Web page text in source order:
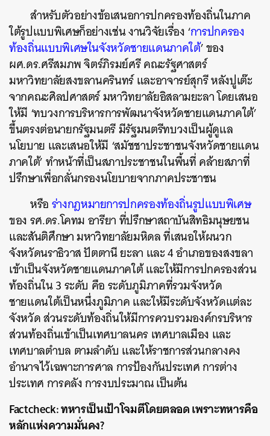
สำหรับตัวอย่างข้อเสนอการปกครองท้องถิ่นในภาค
ใต้รูปแบบพิเศษก็อย่างเช่น งานวิจัยเรื่อง ‘การปกครอง
ท้องถิ่นแบบพิเศษในจังหวัดชายแดนภาคใต้’ ของ
ผศ.ดร.ศรีสมภพ จิตร์ภิรมย์ศรี คณะรัฐศาสตร์
มหาวิทยาลัยสงขลานครินทร์ และอาจารย์สุกรี หลังปูเต๊ะ
จากคณะศิลปศาสตร์ มหาวิทยาลัยอิสลามยะลา โดยเสนอ
ให้มี ‘ทบวงการบริหารการพัฒนาจังหวัดชายแดนภาคใต้’
ขึ้นตรงต่อนายกรัฐมนตรี มีรัฐมนตรีทบวงเป็นผู้ดูแล
นโยบาย และเสนอให้มี ‘สมัชชาประชาชนจังหวัดชายแดน
ภาคใต้’ ทำหน้าที่เป็นสภาประชาชนในพื้นที่ คล้ายสภาที่
ปรึกษาเพื่อกลั่นกรองนโยบายจากภาคประชาชน
หรือร่างกฎหมายการปกครองท้องถิ่นรูปแบบพิเศษ
ของ รศ.ดร.โคทม อารียา ที่ปรึกษาสถาบันสิทธิมนุษยชน
และสันติศึกษา มหาวิทยาลัยมหิดล ที่เสนอให้ผนวก
จังหวัดนราธิวาส ปัตตานี ยะลา และ 4 อำเภอของสงขลา
เข้าเป็นจังหวัดชายแดนภาคใต้ และให้มีการปกครองส่วน
ท้องถิ่นใน 3 ระดับ คือ ระดับภูมิภาคที่รวมจังหวัด
ชายแดนใต้เป็นหนึ่งภูมิภาค และให้มีระดับจังหวัดแต่ละ
จังหวัด ส่วนระดับท้องถิ่นให้มีการควบรวมองค์กรบริหาร
ส่วนท้องถิ่นเข้าเป็นเทศบาลนคร เทศบาลเมือง และ
เทศบาลตำบล ตามลำดับ และให้ราชการส่วนกลางคง
อำนาจไว้เฉพาะการศาล การป้องกันประเทศ การต่าง
ประเทศ การคลัง การงบประมาณ เป็นต้น
Factcheck: ทหารเป็นเป้าโจมตีโดยตลอด เพราะทหารคือ
หลักแห่งความมั่นคง?